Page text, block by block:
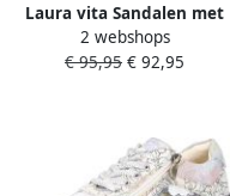
Laura vita Sandalen met
hakken 116286
2 webshops
€ 95,95 € 92,95